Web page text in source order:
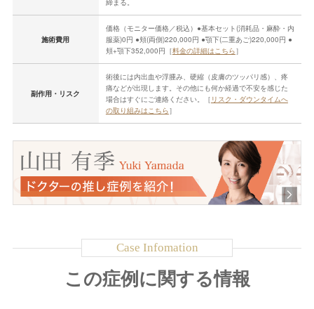
締まる。
施術費用
価格（モニター価格／税込）●基本セット(消耗品・麻酔・内
服薬)0円 ●頬(両側)220,000円 ●顎下(二重あご)220,000円 ●
頬+顎下352,000円［料金の詳細はこちら］
副作用・リスク
術後には内出血や浮腫み、硬縮（皮膚のツッパリ感）、疼
痛などが出現します。その他にも何か経過で不安を感じた
場合はすぐにご連絡ください。［ リスク・ダウンタイムへ
の取り組みはこちら］
この症例に関する情報